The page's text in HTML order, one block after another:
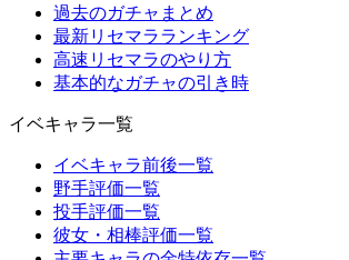
過去のガチャまとめ
最新リセマラランキング
高速リセマラのやり方
基本的なガチャの引き時
イベキャラ一覧
イベキャラ前後一覧
野手評価一覧
投手評価一覧
彼女・相棒評価一覧